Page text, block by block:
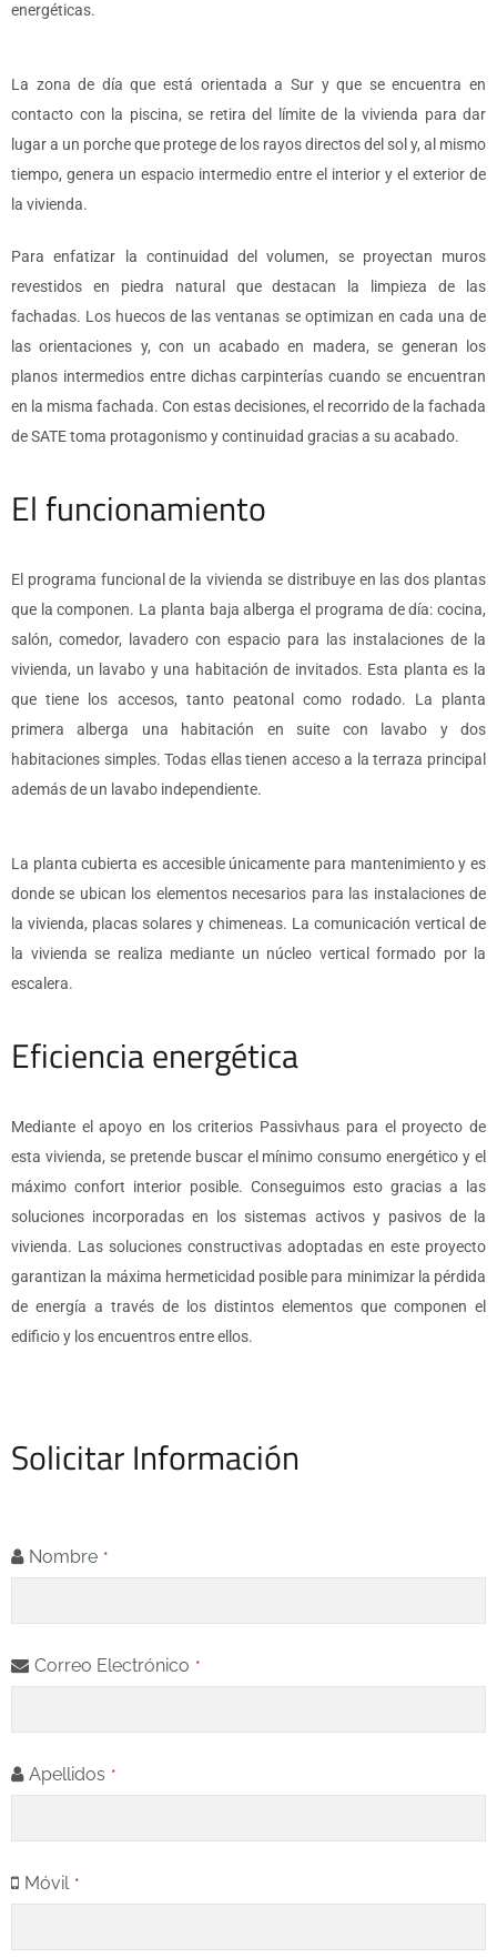
energéticas.
La zona de día que está orientada a Sur y que se encuentra en
contacto con la piscina, se retira del límite de la vivienda para dar
lugar a un porche que protege de los rayos directos del sol y, al mismo
tiempo, genera un espacio intermedio entre el interior y el exterior de
la vivienda.
Para enfatizar la continuidad del volumen, se proyectan muros
revestidos en piedra natural que destacan la limpieza de las
fachadas. Los huecos de las ventanas se optimizan en cada una de
las orientaciones y, con un acabado en madera, se generan los
planos intermedios entre dichas carpinterías cuando se encuentran
en la misma fachada. Con estas decisiones, el recorrido de la fachada
de SATE toma protagonismo y continuidad gracias a su acabado.
El funcionamiento
El programa funcional de la vivienda se distribuye en las dos plantas
que la componen. La planta baja alberga el programa de día: cocina,
salón, comedor, lavadero con espacio para las instalaciones de la
vivienda, un lavabo y una habitación de invitados. Esta planta es la
que tiene los accesos, tanto peatonal como rodado. La planta
primera alberga una habitación en suite con lavabo y dos
habitaciones simples. Todas ellas tienen acceso a la terraza principal
además de un lavabo independiente.
La planta cubierta es accesible únicamente para mantenimiento y es
donde se ubican los elementos necesarios para las instalaciones de
la vivienda, placas solares y chimeneas. La comunicación vertical de
la vivienda se realiza mediante un núcleo vertical formado por la
escalera.
Eficiencia energética
Mediante el apoyo en los criterios Passivhaus para el proyecto de
esta vivienda, se pretende buscar el mínimo consumo energético y el
máximo confort interior posible. Conseguimos esto gracias a las
soluciones incorporadas en los sistemas activos y pasivos de la
vivienda. Las soluciones constructivas adoptadas en este proyecto
garantizan la máxima hermeticidad posible para minimizar la pérdida
de energía a través de los distintos elementos que componen el
edificio y los encuentros entre ellos.
Solicitar Información
Nombre *
Correo Electrónico *
Apellidos *
Móvil *